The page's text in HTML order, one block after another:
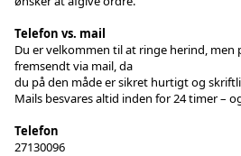
Telefon vs. mail
Du er velkommen til at ringe herind, men
fremsendt via mail, da
du på den måde er sikret hurtigt og
Mails besvares altid inden for 24 timer –
Telefon
27130096